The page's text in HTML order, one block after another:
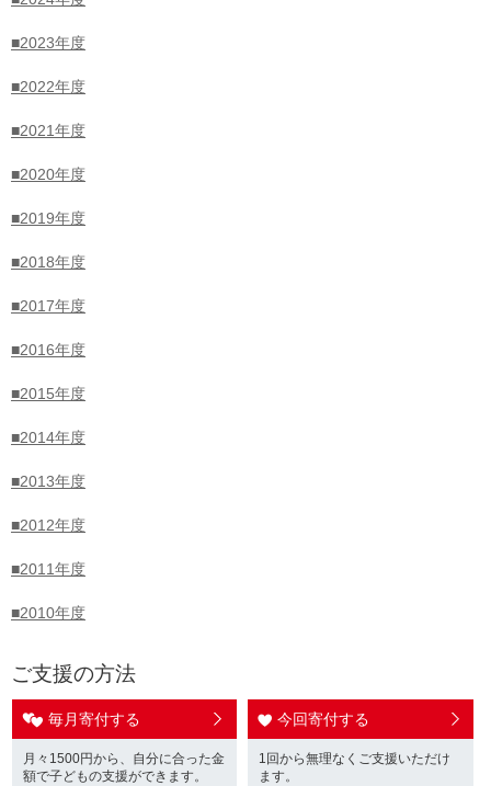
「セーブ・ザ・チルドレン」 中東危機が続く
■2023年度
■2022年度
■2021年度
■2020年度
■2019年度
■2018年度
■2017年度
■2016年度
■2015年度
■2014年度
■2013年度
■2012年度
■2011年度
■2010年度
ご支援の方法
毎月寄付する
月々1500円から、自分に合った金
額で子どもの支援ができます。
今回寄付する
1回から無理なくご支援いただけ
ます。